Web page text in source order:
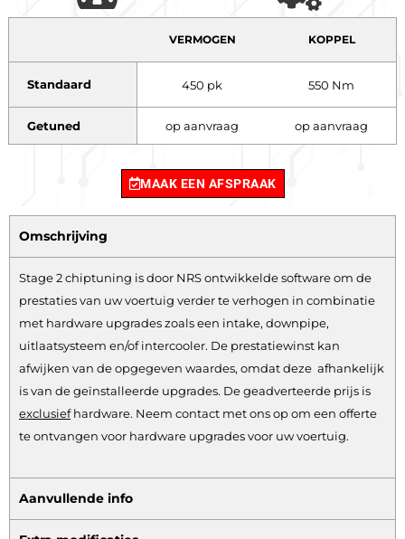
VERMOGEN KOPPEL
Standaard 450 pk 550 Nm
Getuned op aanvraag op aanvraag
MAAK EEN AFSPRAAK
Omschrijving
Stage 2 chiptuning is door NRS ontwikkelde software om de
prestaties van uw voertuig verder te verhogen in combinatie
met hardware upgrades zoals een intake, downpipe,
uitlaatsysteem en/of intercooler. De prestatiewinst kan
afwijken van de opgegeven waardes, omdat deze afhankelijk
is van de geïnstalleerde upgrades. De geadverteerde prijs is
exclusiefhardware. Neem contact met ons op om een offerte
te ontvangen voor hardware upgrades voor uw voertuig.
Aanvullende info